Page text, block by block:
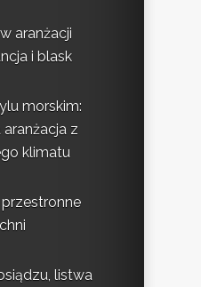
aranżacji
i blask
morskim:
z
klimatu
listwa